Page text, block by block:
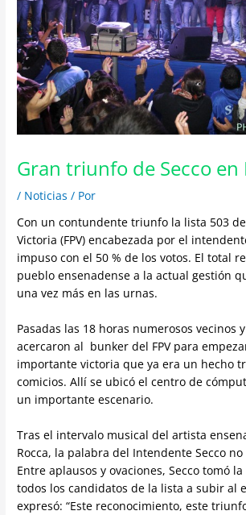
Gran triunfo de Secco en
/ Noticias / Por
Con un contundente triunfo la lista 503
Victoria (FPV) encabezada por el
impuso con el 50 % de los votos. El total
pueblo ensenadense a la actual gestión
una vez más en las urnas.
Pasadas las 18 horas numerosos vecinos
acercaron al bunker del FPV para
importante victoria que ya era un hecho
comicios. Allí se ubicó el centro de
un importante escenario.
Tras el intervalo musical del artista
Rocca, la palabra del Intendente Secco
Entre aplausos y ovaciones, Secco tomó
todos los candidatos de la lista a subir al
expresó: “Este reconocimiento, este